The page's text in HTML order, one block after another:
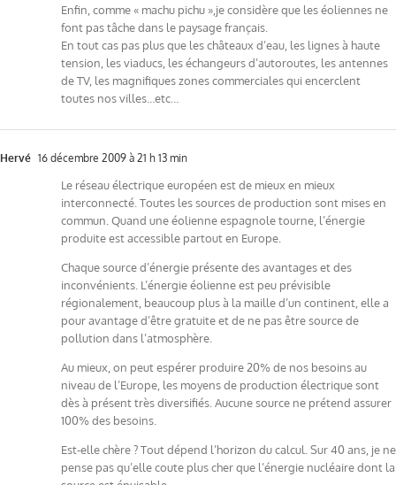
Enfin, comme « machu pichu »,je considère que les éoliennes ne
font pas tâche dans le paysage français.
En tout cas pas plus que les châteaux d’eau, les lignes à haute
tension, les viaducs, les échangeurs d’autoroutes, les antennes
de TV, les magnifiques zones commerciales qui encerclent
toutes nos villes…etc…
Hervé 16 décembre 2009 à 21 h 13 min
Le réseau électrique européen est de mieux en mieux
interconnecté. Toutes les sources de production sont mises en
commun. Quand une éolienne espagnole tourne, l’énergie
produite est accessible partout en Europe.
Chaque source d’énergie présente des avantages et des
inconvénients. L’énergie éolienne est peu prévisible
régionalement, beaucoup plus à la maille d’un continent, elle a
pour avantage d’être gratuite et de ne pas être source de
pollution dans l’atmosphère.
Au mieux, on peut espérer produire 20% de nos besoins au
niveau de l’Europe, les moyens de production électrique sont
dès à présent très diversifiés. Aucune source ne prétend assurer
100% des besoins.
Est-elle chère ? Tout dépend l’horizon du calcul. Sur 40 ans, je ne
pense pas qu’elle coute plus cher que l’énergie nucléaire dont la